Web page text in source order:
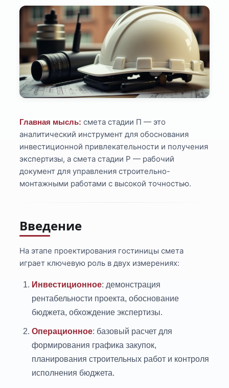
Главная мысль: смета стадии П — это
аналитический инструмент для обоснования
инвестиционной привлекательности и получения
экспертизы, а смета стадии Р — рабочий
документ для управления строительно-
монтажными работами с высокой точностью.
Введение
На этапе проектирования гостиницы смета
играет ключевую роль в двух измерениях:
Инвестиционное: демонстрация
рентабельности проекта, обоснование
бюджета, обхождение экспертизы.
Операционное: базовый расчет для
формирования графика закупок,
планирования строительных работ и контроля
исполнения бюджета.